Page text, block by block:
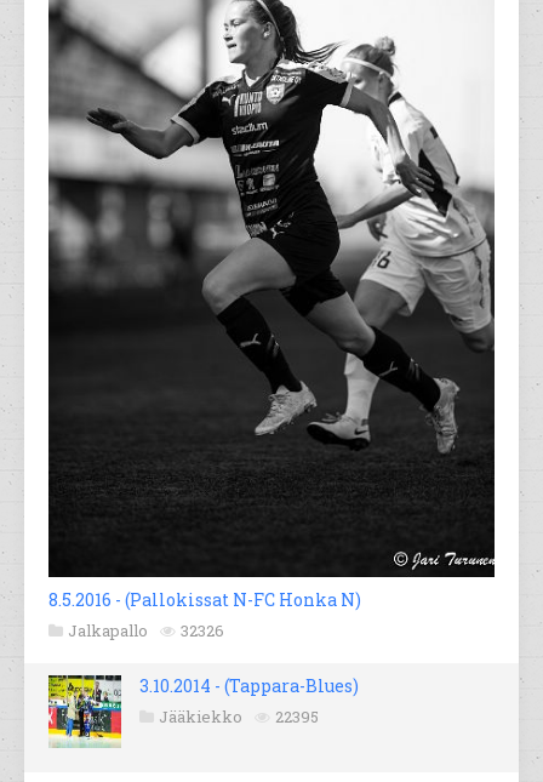
8.5.2016 - (Pallokissat N-FC Honka N)
Jalkapallo 32326
3.10.2014 - (Tappara-Blues)
Jääkiekko 22395